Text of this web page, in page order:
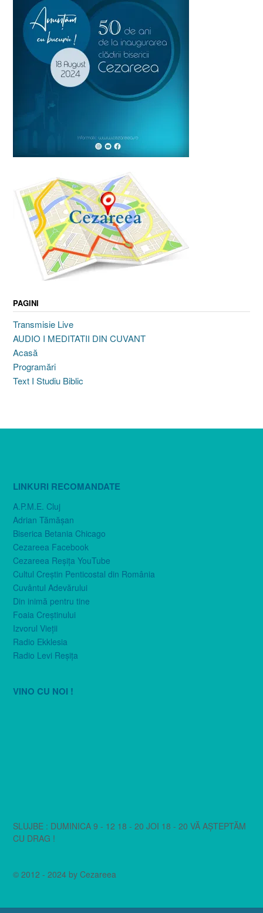
PAGINI
Transmisie Live
AUDIO I MEDITATII DIN CUVANT
Acasă
Programări
Text I Studiu Biblic
LINKURI RECOMANDATE
A.P.M.E. Cluj
Adrian Tămăşan
Biserica Betania Chicago
Cezareea Facebook
Cezareea Reşiţa YouTube
Cultul Creştin Penticostal din România
Cuvântul Adevărului
Din inimă pentru tine
Foaia Creştinului
Izvorul Vieţii
Radio Ekklesia
Radio Levi Reşiţa
VINO CU NOI !
SLUJBE : DUMINICA 9 - 12 18 - 20 JOI 18 - 20 VĂ AȘTEPTĂM
CU DRAG !
© 2012 - 2024 by Cezareea